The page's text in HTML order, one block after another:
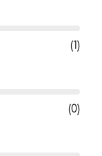
(1)
(0)